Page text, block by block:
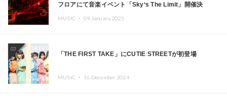
フロアにて音楽イベント「Sky‘s The Limit」開催決
Kza（FORCE OF NATURE）ら日本を代表するDJ・クリ
MUSIC ・ 09.January.2025
03
「THE FIRST TAKE」にCUTIE STREETが初登場
MUSIC ・ 16.December.2024